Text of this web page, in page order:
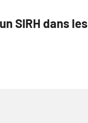
SIRH dans les